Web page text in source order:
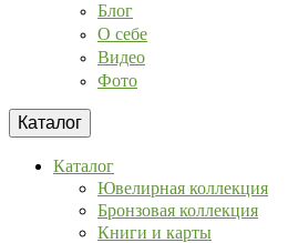
Блог
О себе
Видео
Фото
Каталог
Каталог
Ювелирная коллекция
Бронзовая коллекция
Книги и карты